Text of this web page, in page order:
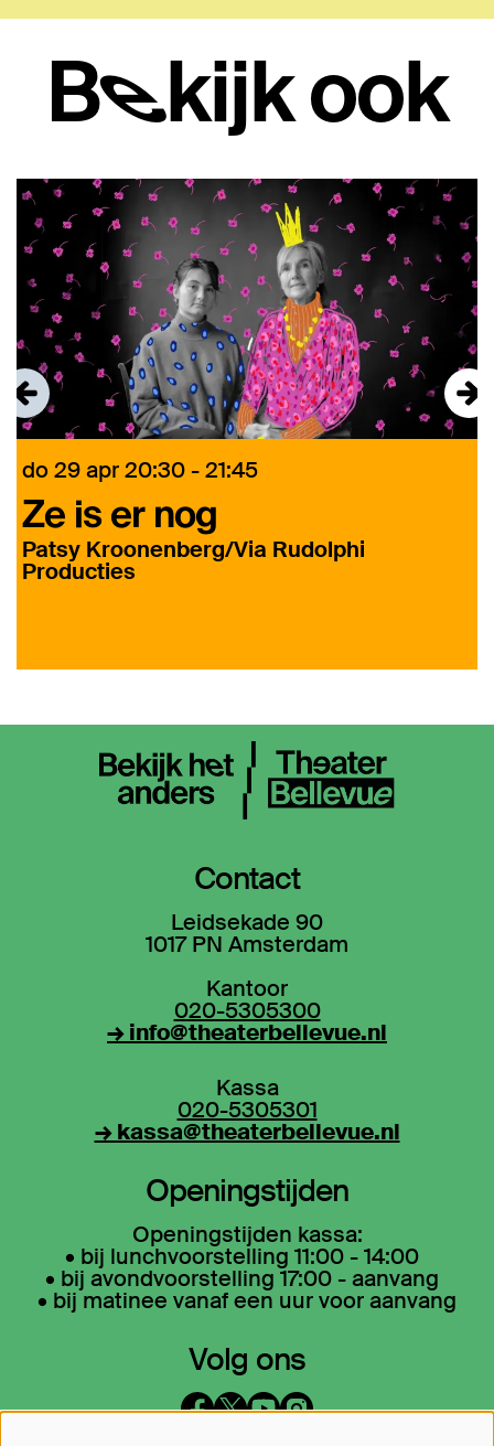
Bekijk ook
Ze is er nog
Patsy Kroonenberg/Via Rudolphi
Producties
do 29 apr20:30 - 21:45
Contact
Leidsekade 90
1017 PN Amsterdam
Kantoor
020-5305300
→ info@theaterbellevue.nl
Kassa
020-5305301
→ kassa@theaterbellevue.nl
Openingstijden
Openingstijden kassa:
• bij lunchvoorstelling 11:00 - 14:00
• bij avondvoorstelling 17:00 - aanvang
• bij matinee vanaf een uur voor aanvang
Volg ons